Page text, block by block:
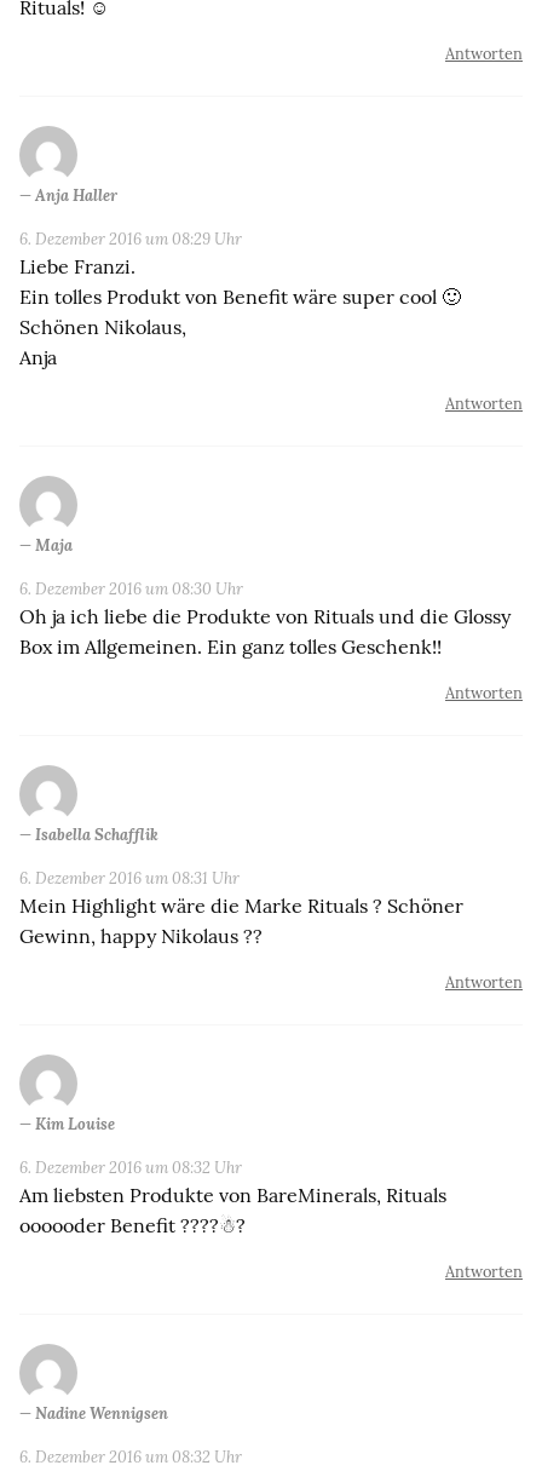
Rituals! ☺️
Antworten
Anja Haller
6. Dezember 2016 um 08:29 Uhr
Liebe Franzi.
Ein tolles Produkt von Benefit wäre super cool 🙂
Schönen Nikolaus,
Anja
Antworten
Maja
6. Dezember 2016 um 08:30 Uhr
Oh ja ich liebe die Produkte von Rituals und die Glossy
Box im Allgemeinen. Ein ganz tolles Geschenk!!
Antworten
Isabella Schafflik
6. Dezember 2016 um 08:31 Uhr
Mein Highlight wäre die Marke Rituals ? Schöner
Gewinn, happy Nikolaus ??
Antworten
Kim Louise
6. Dezember 2016 um 08:32 Uhr
Am liebsten Produkte von BareMinerals, Rituals
oooooder Benefit ????☃?
Antworten
Nadine Wennigsen
6. Dezember 2016 um 08:32 Uhr